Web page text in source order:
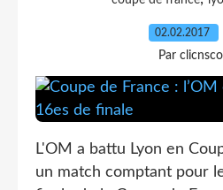
02.02.2017
Par
L'OM a battu Lyon en
un match comptant pour